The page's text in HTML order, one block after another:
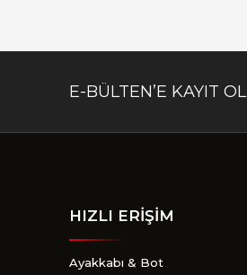
E-BÜLTEN’E KAYIT OL
HIZLI ERİŞİM
Ayakkabı & Bot